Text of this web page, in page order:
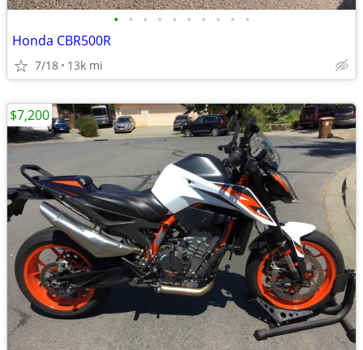
• • • • • • • • • •
Honda CBR500R
7/18 13k mi
$7,200